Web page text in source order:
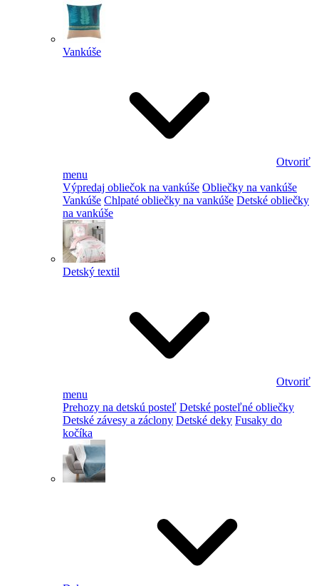
Vankúše
Otvoriť
menu
Výpredaj obliečok na vankúše Obliečky na vankúše
Vankúše Chlpaté obliečky na vankúše Detské obliečky
na vankúše
Detský textil
Otvoriť
menu
Prehozy na detskú posteľ Detské posteľné obliečky
Detské závesy a záclony Detské deky Fusaky do
kočíka